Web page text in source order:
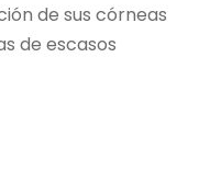
de sus córneas
de escasos